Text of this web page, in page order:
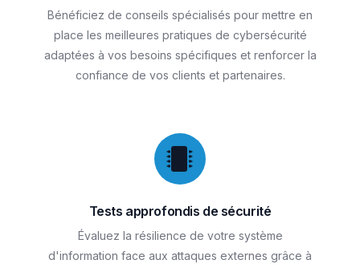
Bénéficiez de conseils spécialisés pour mettre en
place les meilleures pratiques de cybersécurité
adaptées à vos besoins spécifiques et renforcer la
confiance de vos clients et partenaires.
Tests approfondis de sécurité
Évaluez la résilience de votre système
d'information face aux attaques externes grâce à